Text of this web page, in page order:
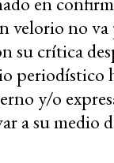
velorio no va
su crítica
periodístico
y/o
a su medio